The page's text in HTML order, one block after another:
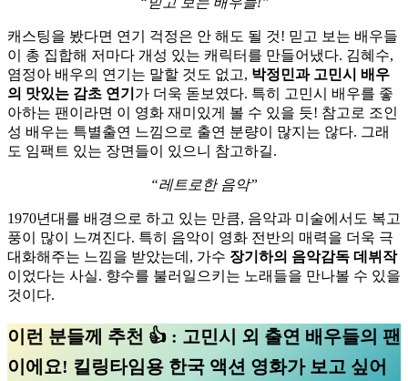
캐스팅을 봤다면 연기 걱정은 안 해도 될 것! 믿고 보는 배우들
이 총 집합해 저마다 개성 있는 캐릭터를 만들어냈다. 김혜수,
염정아 배우의 연기는 말할 것도 없고, 박정민과 고민시 배우
의 맛있는 감초 연기 가 더욱 돋보였다. 특히 고민시 배우를 좋
아하는 팬이라면 이 영화 재미있게 볼 수 있을 듯! 참고로 조인
성 배우는 특별출연 느낌으로 출연 분량이 많지는 않다. 그래
도 임팩트 있는 장면들이 있으니 참고하길.
“레트로한 음악”
1970년대를 배경으로 하고 있는 만큼, 음악과 미술에서도 복고
풍이 많이 느껴진다. 특히 음악이 영화 전반의 매력을 더욱 극
대화해주는 느낌을 받았는데, 가수 장기하의 음악감독 데뷔작
이었다는 사실. 향수를 불러일으키는 노래들을 만나볼 수 있을
것이다.
이런 분들께 추천 👍 : 고민시 외 출연 배우들의 팬
이에요! 킬링타임용 한국 액션 영화가 보고 싶어